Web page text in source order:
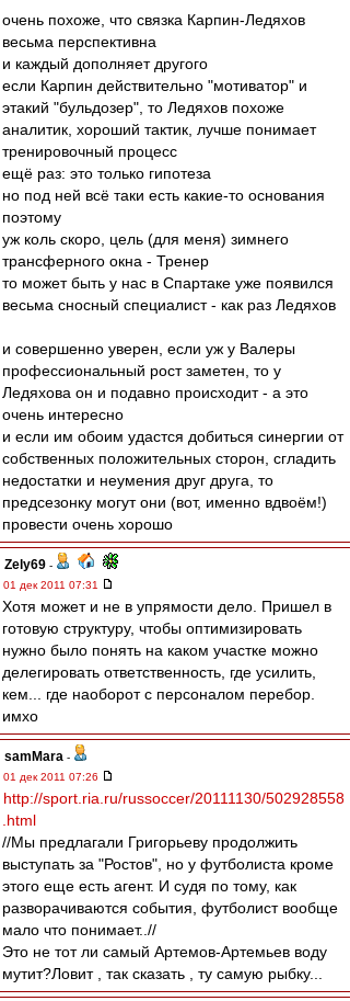
очень похоже, что связка Карпин-Ледяхов
весьма перспективна
и каждый дополняет другого
если Карпин действительно "мотиватор" и
этакий "бульдозер", то Ледяхов похоже
аналитик, хороший тактик, лучше понимает
тренировочный процесс
ещё раз: это только гипотеза
но под ней всё таки есть какие-то основания
поэтому
уж коль скоро, цель (для меня) зимнего
трансферного окна - Тренер
то может быть у нас в Спартаке уже появился
весьма сносный специалист - как раз Ледяхов
и совершенно уверен, если уж у Валеры
профессиональный рост заметен, то у
Ледяхова он и подавно происходит - а это
очень интересно
и если им обоим удастся добиться синергии от
собственных положительных сторон, сгладить
недостатки и неумения друг друга, то
предсезонку могут они (вот, именно вдвоём!)
провести очень хорошо
Zely69 -
01 дек 2011 07:31
Хотя может и не в упрямости дело. Пришел в
готовую структуру, чтобы оптимизировать
нужно было понять на каком участке можно
делегировать ответственность, где усилить,
кем... где наоборот с персоналом перебор.
имхо
samMara -
01 дек 2011 07:26
http://sport.ria.ru/russoccer/20111130/502928558
.html
//Мы предлагали Григорьеву продолжить
выступать за "Ростов", но у футболиста кроме
этого еще есть агент. И судя по тому, как
разворачиваются события, футболист вообще
мало что понимает..//
Это не тот ли самый Артемов-Артемьев воду
мутит?Ловит , так сказать , ту самую рыбку...